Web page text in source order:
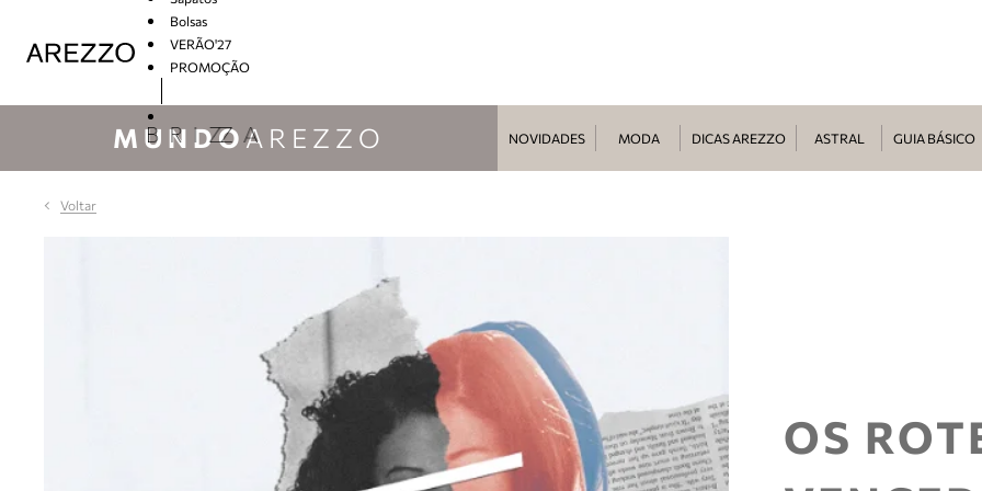
Bolsas
VERÃO'27
PROMOÇÃO
MUNDOAREZZO NOVIDADES MODA DICAS AREZZO ASTRAL GUIA BÁSICO
Voltar
OS